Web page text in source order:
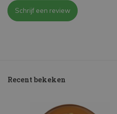
Schrijf een review
Recent bekeken